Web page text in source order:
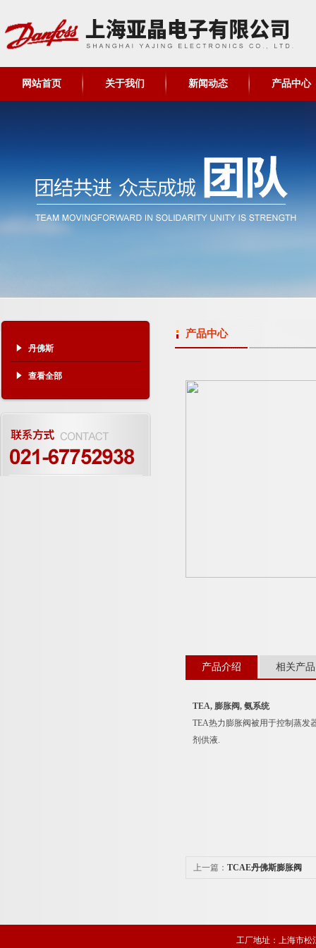
网站首页 关于我们 新闻动态 产品中心
丹佛斯
查看全部
产品中心
产品介绍 相关产品
TEA, 膨胀阀, 氨系统
TEA热力膨胀阀被用于控制蒸发
剂供液.
上一篇： TCAE丹佛斯膨胀阀
工厂地址：上海市松